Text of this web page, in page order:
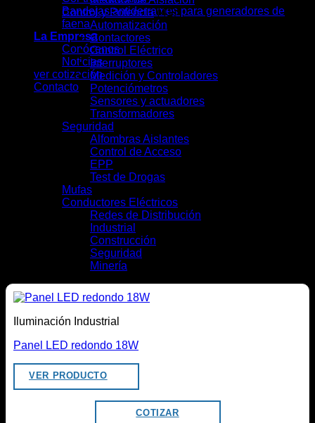
Bandejas antiderrames para generadores de
faena
La Empresa
Conócenos
Noticias
ver cotización
Contacto
Control y Potencia (41)
Automatización
Contactores
Control Eléctrico
Interruptores
Medición y Controladores
Potenciómetros
Sensores y actuadores
Transformadores
Seguridad
Alfombras Aislantes
Control de Acceso
EPP
Test de Drogas
Mufas
Conductores Eléctricos
Redes de Distribución
Industrial
Construcción
Seguridad
Minería
Iluminación Industrial
Panel LED redondo 18W
VER PRODUCTO
COTIZAR